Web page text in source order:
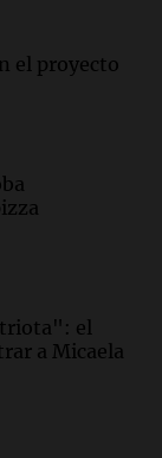
el proyecto
el
a Micaela